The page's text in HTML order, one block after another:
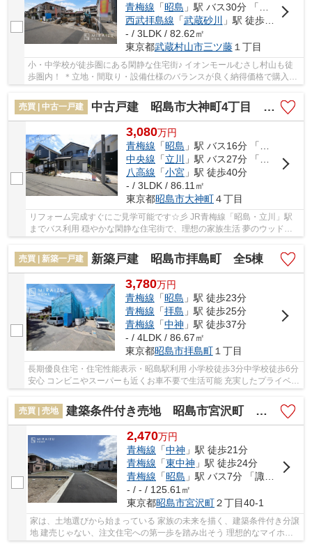
青梅線 「昭島 」駅 バス30分 「三ツ藤」 停歩8分
西武拝島線 「武蔵砂川
」駅 徒歩41分
- / 3LDK / 82.62㎡
東京都武蔵村山市三ツ藤１丁目
小・中学校が徒歩圏にある閑静な住宅街♪ イオンモールむさし村山も徒
歩圏内！ ＊立地・間取り・設備仕様のバランスが良く納得価格で購入＊
売買 | 中古一戸建
中古戸建 昭島市大神町4丁目 全1棟
3,080万円
青梅線 「昭島 」駅 バス16分 「西大神」 停歩8分
中央線 「立川
」駅 バス27分 「成隣小学校」 停歩7分
八高線 「小宮 」駅 徒歩40分
- / 3LDK / 86.11㎡
東京都昭島市大神町４丁目
リフォーム完成すぐにご見学可能です☆彡 JR青梅線「昭島・立川」駅
までバス利用 穏やかな閑静な住宅街で、理想の家族生活 夢のウッドデ
ッキで、家族団らんの時間を楽しもう
売買 | 新築一戸建
新築戸建 昭島市拝島町 全5棟
3,780万円
青梅線 「昭島 」駅 徒歩23分
青梅線 「拝島 」駅 徒歩25分
青梅線 「中神 」駅 徒歩37分
- / 4LDK / 86.67㎡
東京都昭島市拝島町１丁目
長期優良住宅・住宅性能表示・昭島駅利用 小学校徒歩3分中学校徒歩6分
安心 コンビニやスーパーも近くお車不要で生活可能 充実したプライベー
トを送れる間取りプランです 徒歩圏内で生...
売買 | 売地
建築条件付き売地 昭島市宮沢町 第2期 全14区画
2,470万円
青梅線 「中神 」駅 徒歩21分
青梅線 「東中神 」駅 徒歩24分
青梅線 「昭島 」駅 バス7分 「諏訪神社交差点南」 停歩2分
- / - / 125.61㎡
東京都昭島市宮沢町２丁目40-1
家は、土地選びから始まっている 家族の未来を描く、建築条件付き分譲
地 建売じゃない、注文住宅への第一歩を踏み出そう 理想的なマイホー